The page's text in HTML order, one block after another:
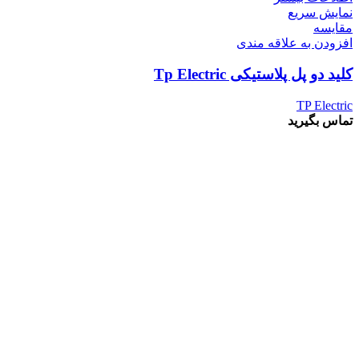
نمایش سریع
مقايسه
افزودن به علاقه مندی
کلید دو پل پلاستیکی Tp Electric
TP Electric
تماس بگیرید